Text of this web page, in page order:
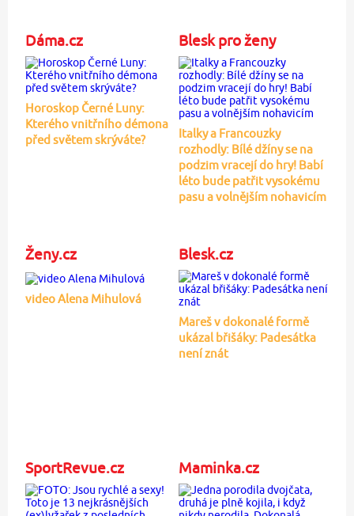
Dáma.cz
Horoskop Černé Luny:
Kterého vnitřního démona
před světem skrýváte?
Blesk pro ženy
Italky a Francouzky
rozhodly: Bílé džíny se na
podzim vracejí do hry! Babí
léto bude patřit vysokému
pasu a volnějším nohavicím
Ženy.cz
video Alena Mihulová
Blesk.cz
Mareš v dokonalé formě
ukázal břišáky: Padesátka
není znát
SportRevue.cz Maminka.cz